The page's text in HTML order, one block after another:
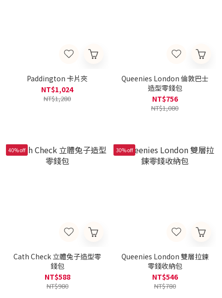
Paddington 卡片夾
NT$1,024
NT$1,280
Queenies London 倫敦巴士
造型零錢包
NT$756
NT$1,080
40% off
Cath Check 立體兔子造型零
錢包
NT$588
NT$980
30% off
Queenies London 雙層拉鍊
零錢收納包
NT$546
NT$780